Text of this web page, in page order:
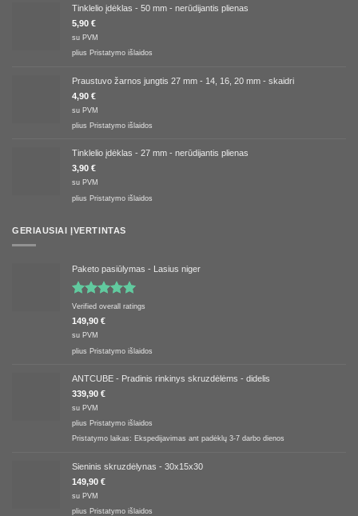
Tinklelio įdėklas - 50 mm - nerūdijantis plienas
5,90 €
su PVM
plius Pristatymo išlaidos
Praustuvo žarnos jungtis 27 mm - 14, 16, 20 mm - skaidri
4,90 €
su PVM
plius Pristatymo išlaidos
Tinklelio įdėklas - 27 mm - nerūdijantis plienas
3,90 €
su PVM
plius Pristatymo išlaidos
GERIAUSIAI ĮVERTINTAS
Paketo pasiūlymas - Lasius niger
Įvertinimas:
5.00iš 5
Verified overall ratings
149,90 €
su PVM
plius Pristatymo išlaidos
ANTCUBE - Pradinis rinkinys skruzdėlėms - didelis
339,90 €
su PVM
plius Pristatymo išlaidos
Pristatymo laikas: Ekspedijavimas ant padėklų 3-7 darbo dienos
Sieninis skruzdėlynas - 30x15x30
149,90 €
su PVM
plius Pristatymo išlaidos